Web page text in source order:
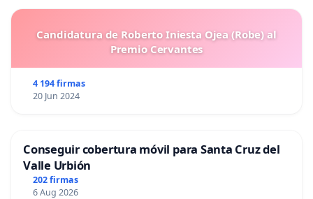
Candidatura de Roberto Iniesta Ojea (Robe) al
Premio Cervantes
4 194 firmas
20 Jun 2024
Conseguir cobertura móvil para Santa Cruz del
Valle Urbión
202 firmas
6 Aug 2026